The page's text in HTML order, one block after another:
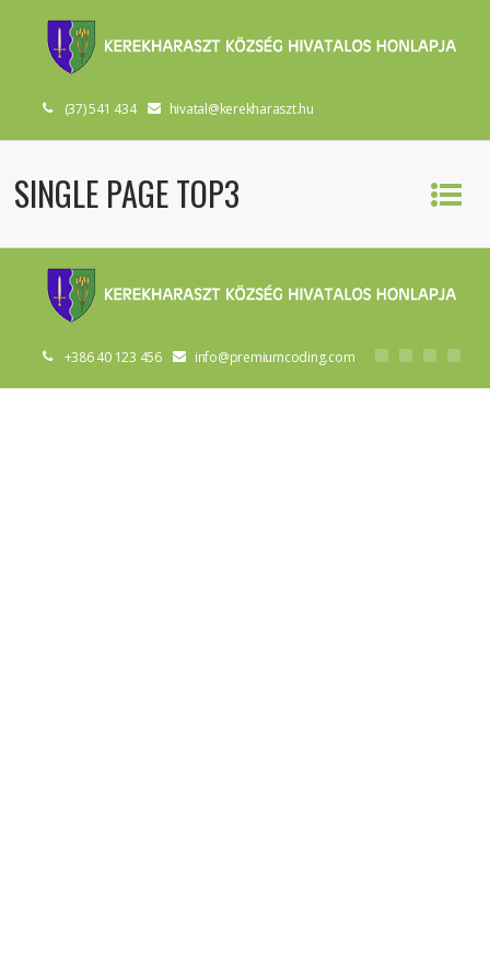
(37) 541 434 hivatal@kerekharaszt.hu
SINGLE PAGE TOP3
+386 40 123 456 info@premiumcoding.com